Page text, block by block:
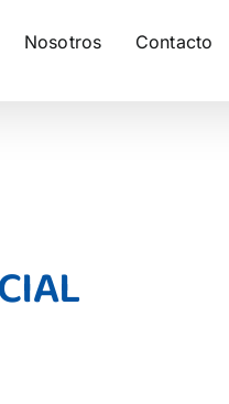
Nosotros Contacto